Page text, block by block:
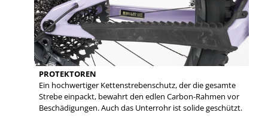
PROTEKTOREN
Ein hochwertiger Kettenstrebenschutz, der die gesamte
Strebe einpackt, bewahrt den edlen Carbon-Rahmen vor
Beschädigungen. Auch das Unterrohr ist solide geschützt.